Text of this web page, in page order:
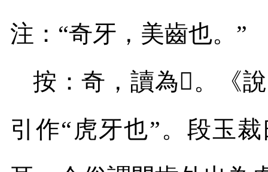
注：“奇牙，美齒也。”
按：奇，讀為𤘌。《
引作“虎牙也”。段玉